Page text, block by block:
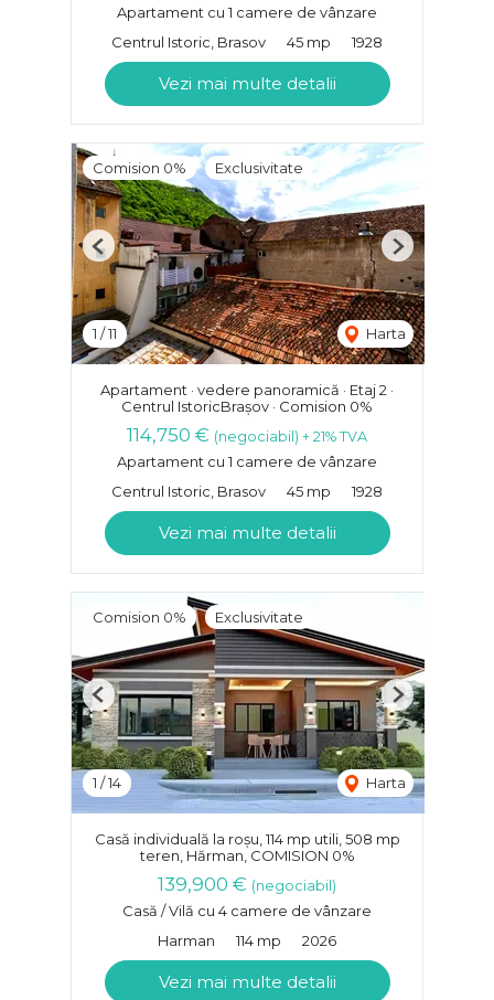
Apartament cu 1 camere de vânzare
Centrul Istoric, Brasov
45 mp 1928
Vezi mai multe detalii
Comision 0% Exclusivitate
1 /11 Harta
Previous Next
Apartament · vedere panoramică · Etaj 2 ·
Centrul IstoricBrașov · Comision 0%
114,750 € (negociabil) + 21% TVA
Apartament cu 1 camere de vânzare
Centrul Istoric, Brasov
45 mp 1928
Vezi mai multe detalii
Comision 0% Exclusivitate
1 /14 Harta
Previous Next
Casă individuală la roșu, 114 mp utili, 508 mp
teren, Hărman, COMISION 0%
139,900 € (negociabil)
Casă / Vilă cu 4 camere de vânzare
Harman
114 mp 2026
Vezi mai multe detalii